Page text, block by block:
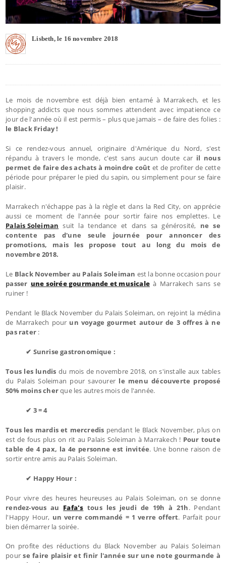
Lisbeth, le 16 novembre 2018
Le mois de novembre est déjà bien entamé à Marrakech, et les
shopping addicts que nous sommes attendent avec impatience ce
jour de l'année où il est permis – plus que jamais – de faire des folies :
le Black Friday !
Si ce rendez-vous annuel, originaire d'Amérique du Nord, s'est
répandu à travers le monde, c'est sans aucun doute car il nous
permet de faire des achats à moindre coût et de profiter de cette
période pour préparer le pied du sapin, ou simplement pour se faire
plaisir.
Marrakech n'échappe pas à la règle et dans la Red City, on apprécie
aussi ce moment de l'année pour sortir faire nos emplettes. Le
Palais Soleiman suit la tendance et dans sa générosité, ne se
contente pas d'une seule journée pour annoncer des
promotions, mais les propose tout au long du mois de
novembre 2018.
Le Black November au Palais Soleiman est la bonne occasion pour
passer une soirée gourmande et musicale à Marrakech sans se
ruiner !
Pendant le Black November du Palais Soleiman, on rejoint la médina
de Marrakech pour un voyage gourmet autour de 3 offres à ne
pas rater:
✔ Sunrise gastronomique :
Tous les lundis du mois de novembre 2018, on s'installe aux tables
du Palais Soleiman pour savourerle menu découverte proposé
50% moins cherque les autres mois de l'année.
✔ 3 = 4
Tous les mardis et mercredis pendant le Black November, plus on
est de fous plus on rit au Palais Soleiman à Marrakech ! Pour toute
table de 4 pax, la 4e personne est invitée. Une bonne raison de
sortir entre amis au Palais Soleiman.
✔ Happy Hour :
Pour vivre des heures heureuses au Palais Soleiman, on se donne
rendez-vous au Fafa's tous les jeudi de 19h à 21h. Pendant
l'Happy Hour, un verre commandé = 1 verre offert. Parfait pour
bien démarrer la soirée.
On profite des réductions du Black November au Palais Soleiman
pourse faire plaisir et finir l'année sur une note gourmande à